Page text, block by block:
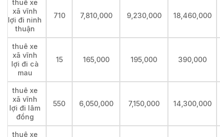
thuê xe
xã vĩnh
lợi đi ninh
thuận
710 7,810,000 9,230,000 18,460,000
thuê xe
xã vĩnh
lợi đi cà
mau
15 165,000 195,000 390,000
thuê xe
xã vĩnh
lợi đi lâm
đồng
550 6,050,000 7,150,000 14,300,000
thuê xe